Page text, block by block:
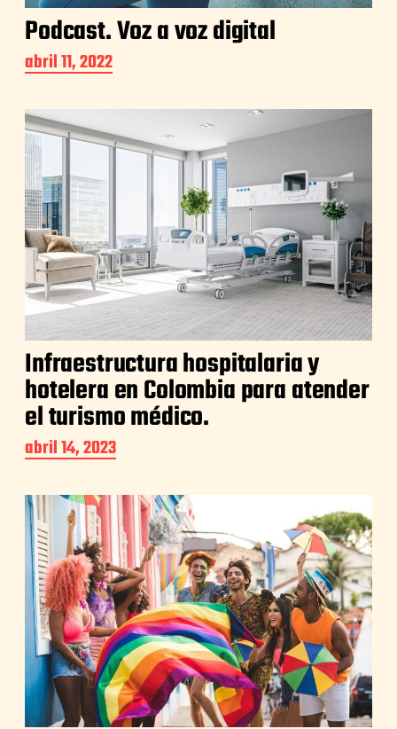
Podcast. Voz a voz digital
abril 11, 2022
Infraestructura hospitalaria y
hotelera en Colombia para atender
el turismo médico.
abril 14, 2023